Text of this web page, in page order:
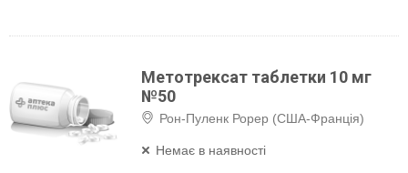
Метотрексат таблетки 10 мг
№50
Рон-Пуленк Рорер (США-Франція)
Немає в наявності